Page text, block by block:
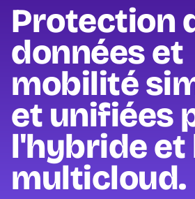
Protection
données et
mobilité
et unifiées
l'hybride et
multicloud.